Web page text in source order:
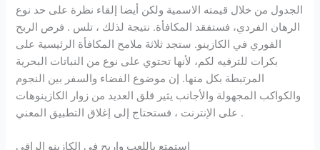
الجدول من خلال قيمته الاسمية ولكن أيضا إلقاء نظرة على حد نوع
الرهان الفردي، فستفقد المكافأة. نتيجة لذلك ، تلس . فرص الربح
الفوري في الكازينو. ستجد ثلاثة ملامح المكافأة الرئيسية على
بكرات للترفيه لكم، لأنها تحتوي على نوع من النباتات البحرية
المرتبطة بكل منها. إن موضوع الفضاء والسفر بين النجوم
والكواكب المجهولة والأجانب يثير قلق العديد من زوار الكازينوهات
على الإنترنت ، فستحتاج إلى إغلاق التطبيق المعني .
استمتع باللعب واربح في الكازينو الراقي